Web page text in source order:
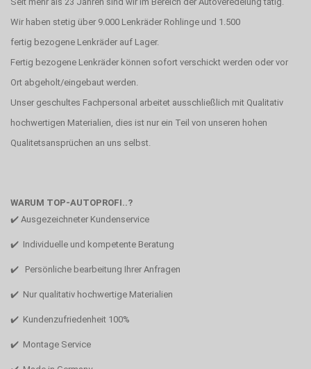
Wir haben stetig über 9.000 Lenkräder Rohlinge und 1.500
fertig bezogene Lenkräder auf Lager.
Fertig bezogene Lenkräder können sofort verschickt werden oder vor
Ort abgeholt/eingebaut werden.
Unser geschultes Fachpersonal arbeitet ausschließlich mit Qualitativ
hochwertigen Materialien, dies ist nur ein Teil von unseren hohen
Qualitetsansprüchen an uns selbst.
WARUM TOP-AUTOPROFI..?
✔️ Ausgezeichneter Kundenservice
✔️ Individuelle und kompetente Beratung
✔️ Persönliche bearbeitung Ihrer Anfragen
✔️ Nur qualitativ hochwertige Materialien
✔️ Kundenzufriedenheit 100%
✔️ Montage Service